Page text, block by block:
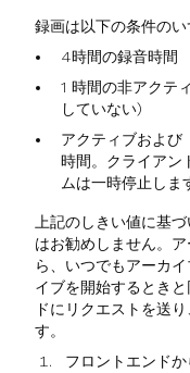
録画は以下の条件の
4時間の録音時間
1 時間の非アクテ
していない)
アクティブおよび
時間。クライアン
ムは一時停止しま
上記のしきい値に基
はお勧めしません。
ら、いつでもアーカ
イブを開始するとき
ドにリクエストを送
す。
フロントエンド